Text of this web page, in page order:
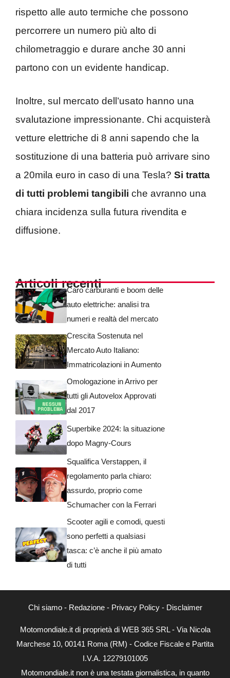
rispetto alle auto termiche che possono
percorrere un numero più alto di
chilometraggio e durare anche 30 anni
partono con un evidente handicap.
Inoltre, sul mercato dell’usato hanno una
svalutazione impressionante. Chi acquisterà
vetture elettriche di 8 anni sapendo che la
sostituzione di una batteria può arrivare sino
a 20mila euro in caso di una Tesla? Si tratta
di tutti problemi tangibili che avranno una
chiara incidenza sulla futura rivendita e
diffusione.
Articoli recentiCaro carburanti e boom delle
auto elettriche: analisi tra
numeri e realtà del mercato
Crescita Sostenuta nel
Mercato Auto Italiano:
Immatricolazioni in Aumento
Omologazione in Arrivo per
tutti gli Autovelox Approvati
dal 2017
Superbike 2024: la situazione
dopo Magny-Cours
Squalifica Verstappen, il
regolamento parla chiaro:
assurdo, proprio come
Schumacher con la Ferrari
Scooter agili e comodi, questi
sono perfetti a qualsiasi
tasca: c’è anche il più amato
di tutti
Chi siamo- Redazione- Privacy Policy- Disclaimer
Motomondiale.it di proprietà di WEB 365 SRL - Via Nicola
Marchese 10, 00141 Roma (RM) - Codice Fiscale e Partita
I.V.A. 12279101005
Motomondiale.it non è una testata giornalistica, in quanto